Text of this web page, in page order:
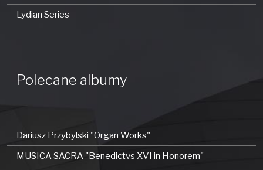
Lydian Series
Polecane albumy
Dariusz Przybylski "Organ Works"
MUSICA SACRA "Benedictvs XVI in Honorem"